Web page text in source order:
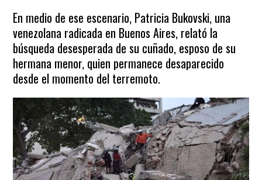
En medio de ese escenario, Patricia Bukovski, una
venezolana radicada en Buenos Aires, relató la
búsqueda desesperada de su cuñado, esposo de su
hermana menor, quien permanece desaparecido
desde el momento del terremoto.